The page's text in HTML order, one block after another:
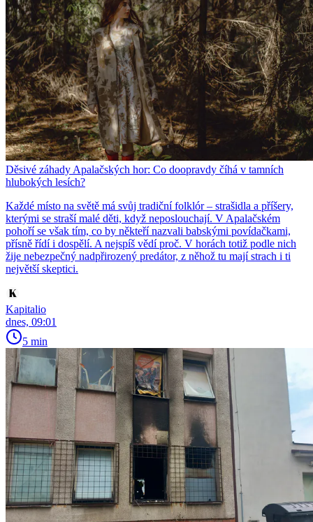
Děsivé záhady Apalačských hor: Co doopravdy číhá v tamních
hlubokých lesích?
Každé místo na světě má svůj tradiční folklór – strašidla a příšery,
kterými se straší malé děti, když neposlouchají. V Apalačském
pohoří se však tím, co by někteří nazvali babskými povídačkami,
přísně řídí i dospělí. A nejspíš vědí proč. V horách totiž podle nich
žije nebezpečný nadpřirozený predátor, z něhož tu mají strach i ti
největší skeptici.
Kapitalio
dnes, 09:01
5 min